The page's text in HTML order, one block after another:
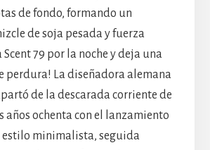
de fondo, formando un
de soja pesada y fuerza
79 por la noche y deja una
perdura! La diseñadora alemana
de la descarada corriente de
años ochenta con el lanzamiento
estilo minimalista, seguida